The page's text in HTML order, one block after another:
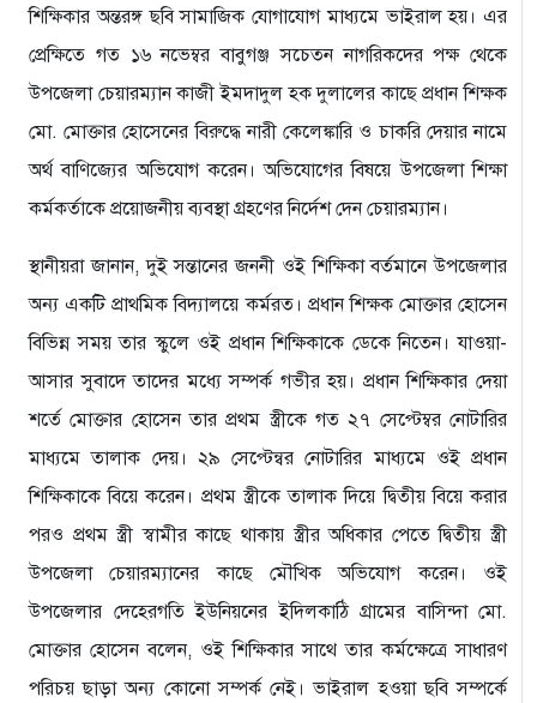
শিক্ষিকার অন্তরঙ্গ ছবি সামাজিক যোগাযোগ মাধ্যমে ভাইরাল হয়। এর
প্রেক্ষিতে গত ১৬ নভেম্বর বাবুগঞ্জ সচেতন নাগরিকদের পক্ষ থেকে
উপজেলা চেয়ারম্যান কাজী ইমদাদুল হক দুলালের কাছে প্রধান শিক্ষক
মো. মোক্তার হোসেনের বিরুদ্ধে নারী কেলেঙ্কারি ও চাকরি দেয়ার নামে
অর্থ বাণিজ্যের অভিযোগ করেন। অভিযোগের বিষয়ে উপজেলা শিক্ষা
কর্মকর্তাকে প্রয়োজনীয় ব্যবস্থা গ্রহণের নির্দেশ দেন চেয়ারম্যান।
স্থানীয়রা জানান, দুই সন্তানের জননী ওই শিক্ষিকা বর্তমানে উপজেলার
অন্য একটি প্রাথমিক বিদ্যালয়ে কর্মরত। প্রধান শিক্ষক মোক্তার হোসেন
বিভিন্ন সময় তার স্কুলে ওই প্রধান শিক্ষিকাকে ডেকে নিতেন। যাওয়া-
আসার সুবাদে তাদের মধ্যে সম্পর্ক গভীর হয়। প্রধান শিক্ষিকার দেয়া
শর্তে মোক্তার হোসেন তার প্রথম স্ত্রীকে গত ২৭ সেপ্টেম্বর নোটারির
মাধ্যমে তালাক দেয়। ২৯ সেপ্টেন্বর নোটারির মাধ্যমে ওই প্রধান
শিক্ষিকাকে বিয়ে করেন। প্রথম স্ত্রীকে তালাক দিয়ে দ্বিতীয় বিয়ে করার
পরও প্রথম স্ত্রী স্বামীর কাছে থাকায় স্ত্রীর অধিকার পেতে দ্বিতীয় স্ত্রী
উপজেলা চেয়ারম্যানের কাছে মৌখিক অভিযোগ করেন। ওই
উপজেলার দেহেরগতি ইউনিয়নের ইদিলকাঠি গ্রামের বাসিন্দা মো.
মোক্তার হোসেন বলেন, ওই শিক্ষিকার সাথে তার কর্মক্ষেত্রে সাধারণ
পরিচয় ছাড়া অন্য কোনো সম্পর্ক নেই। ভাইরাল হওয়া ছবি সম্পর্কে